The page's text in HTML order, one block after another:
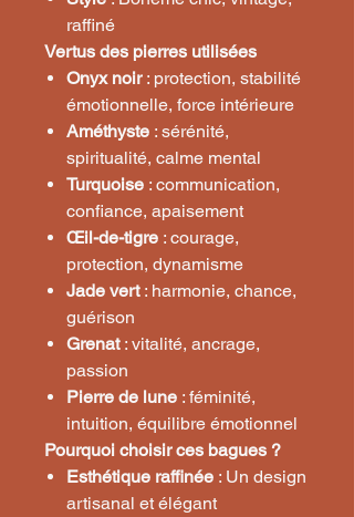
raffiné
Vertus des pierres utilisées
Onyx noir: protection, stabilité
émotionnelle, force intérieure
Améthyste : sérénité,
spiritualité, calme mental
Turquoise : communication,
confiance, apaisement
Œil-de-tigre : courage,
protection, dynamisme
Jade vert: harmonie, chance,
guérison
Grenat: vitalité, ancrage,
passion
Pierre de lune : féminité,
intuition, équilibre émotionnel
Pourquoi choisir ces bagues ?
Esthétique raffinée : Un design
artisanal et élégant